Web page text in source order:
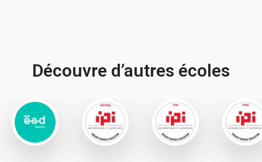
Découvre d’autres écoles